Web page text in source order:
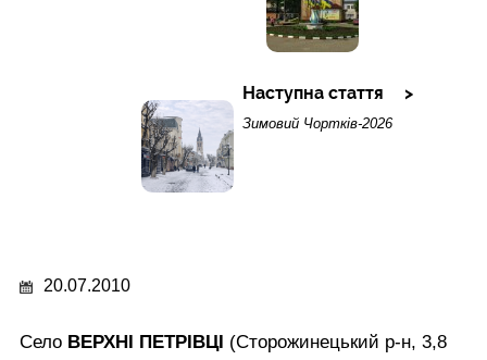
Наступна стаття
Зимовий Чортків-2026
20.07.2010
Село ВЕРХНІ ПЕТРІВЦІ (Сторожинецький р-н, 3,8